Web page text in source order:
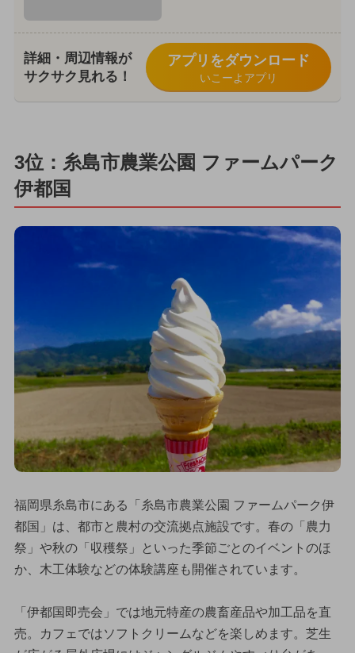
詳細・周辺情報が
サクサク見れる！
アプリをダウンロード
いこーよアプリ
3位：糸島市農業公園 ファームパーク
伊都国
福岡県糸島市にある「糸島市農業公園 ファームパーク伊
都国」は、都市と農村の交流拠点施設です。春の「農力
祭」や秋の「収穫祭」といった季節ごとのイベントのほ
か、木工体験などの体験講座も開催されています。
「伊都国即売会」では地元特産の農畜産品や加工品を直
売。カフェではソフトクリームなどを楽しめます。芝生